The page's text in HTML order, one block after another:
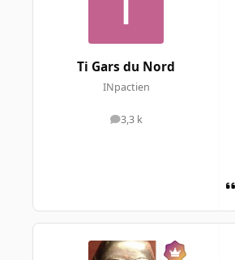
Ti Gars du Nord
INpactien
3,3 k
messages